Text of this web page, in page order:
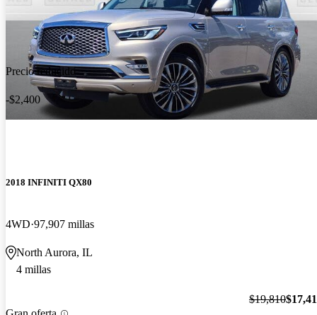
Precio reducido
-$2,400
2018 INFINITI QX80
4WD 97,907 millas
North Aurora, IL
4 millas
$19,810